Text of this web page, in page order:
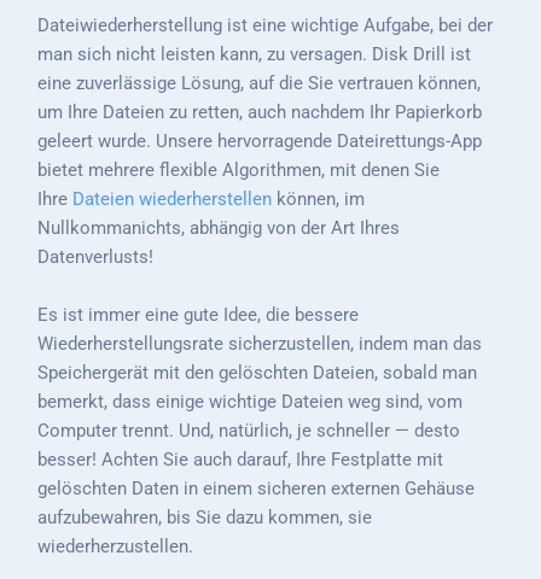
Dateiwiederherstellung ist eine wichtige Aufgabe, bei der
man sich nicht leisten kann, zu versagen. Disk Drill ist
eine zuverlässige Lösung, auf die Sie vertrauen können,
um Ihre Dateien zu retten, auch nachdem Ihr Papierkorb
geleert wurde. Unsere hervorragende Dateirettungs-App
bietet mehrere flexible Algorithmen, mit denen Sie
Ihre Dateien wiederherstellen können, im
Nullkommanichts, abhängig von der Art Ihres
Datenverlusts!
Es ist immer eine gute Idee, die bessere
Wiederherstellungsrate sicherzustellen, indem man das
Speichergerät mit den gelöschten Dateien, sobald man
bemerkt, dass einige wichtige Dateien weg sind, vom
Computer trennt. Und, natürlich, je schneller — desto
besser! Achten Sie auch darauf, Ihre Festplatte mit
gelöschten Daten in einem sicheren externen Gehäuse
aufzubewahren, bis Sie dazu kommen, sie
wiederherzustellen.